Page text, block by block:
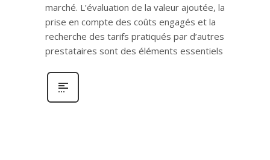
marché. L’évaluation de la valeur ajoutée, la
prise en compte des coûts engagés et la
recherche des tarifs pratiqués par d’autres
prestataires sont des éléments essentiels